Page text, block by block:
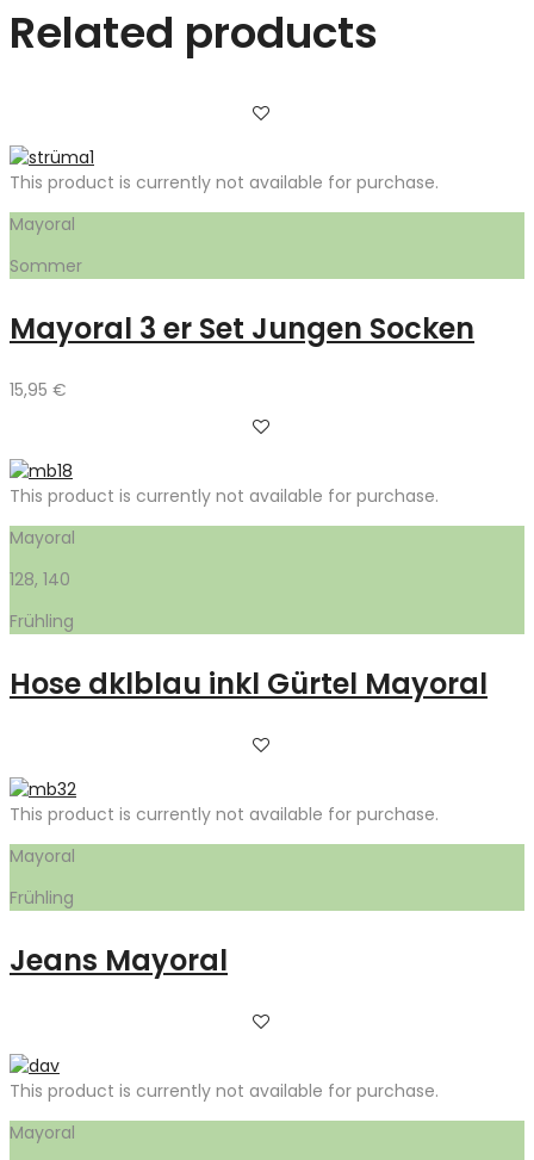
Related products
This product is currently not available for purchase.
Mayoral
Sommer
Mayoral 3 er Set Jungen Socken
15,95 €
This product is currently not available for purchase.
Mayoral
128, 140
Frühling
Hose dklblau inkl Gürtel Mayoral
This product is currently not available for purchase.
Mayoral
Frühling
Jeans Mayoral
This product is currently not available for purchase.
Mayoral